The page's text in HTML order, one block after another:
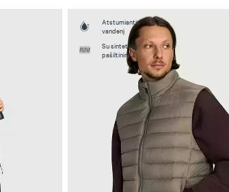
Atstumiantis
vandenį
Su sintetiniu
pašiltinimu